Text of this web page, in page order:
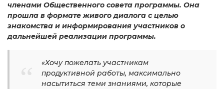
членами Общественного совета программы. Она
прошла в формате живого диалога с целью
знакомства и информирования участников о
дальнейшей реализации программы.
«Хочу пожелать участникам
продуктивной работы, максимально
насытиться теми знаниями, которые